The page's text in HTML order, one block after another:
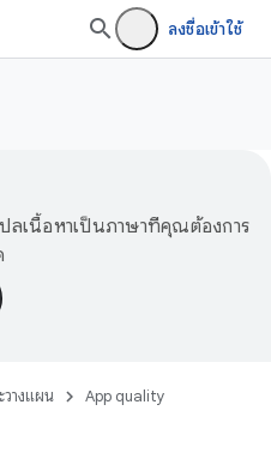
ลงชื่อเข้าใช้
ลเนื้อหาเป็นภาษาที่คุณต้องการ
างแผน
App quality